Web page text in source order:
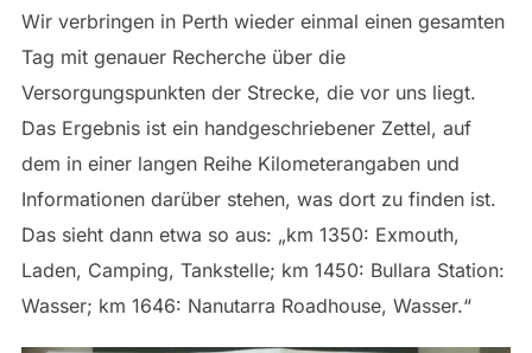
Wir verbringen in Perth wieder einmal einen gesamten
Tag mit genauer Recherche über die
Versorgungspunkten der Strecke, die vor uns liegt.
Das Ergebnis ist ein handgeschriebener Zettel, auf
dem in einer langen Reihe Kilometerangaben und
Informationen darüber stehen, was dort zu finden ist.
Das sieht dann etwa so aus: „km 1350: Exmouth,
Laden, Camping, Tankstelle; km 1450: Bullara Station:
Wasser; km 1646: Nanutarra Roadhouse, Wasser.“